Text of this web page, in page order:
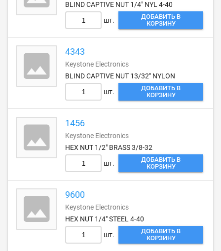
BLIND CAPTIVE NUT 1/4" NYL 4-40
шт.
ДОБАВИТЬ В
КОРЗИНУ
4343
Keystone Electronics
BLIND CAPTIVE NUT 13/32" NYLON
шт.
ДОБАВИТЬ В
КОРЗИНУ
1456
Keystone Electronics
HEX NUT 1/2" BRASS 3/8-32
шт.
ДОБАВИТЬ В
КОРЗИНУ
9600
Keystone Electronics
HEX NUT 1/4" STEEL 4-40
шт.
ДОБАВИТЬ В
КОРЗИНУ